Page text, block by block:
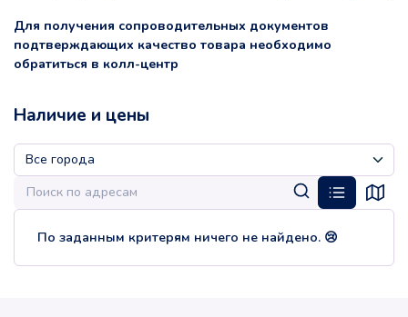
Для получения сопроводительных документов
подтверждающих качество товара необходимо
обратиться в колл-центр
Наличие и цены
По заданным критерям ничего не найдено. 😢